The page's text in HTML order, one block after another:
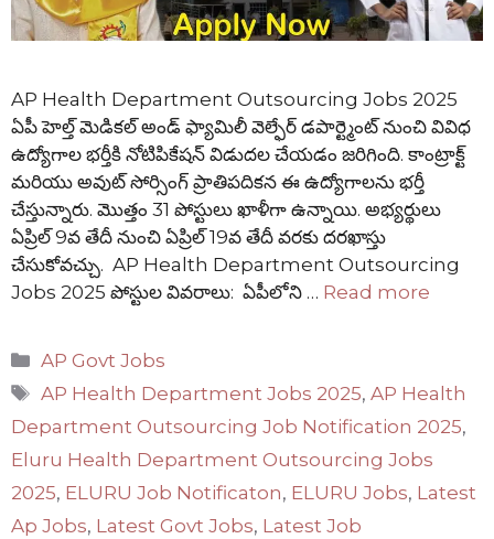
AP Health Department Outsourcing Jobs 2025
ఏపీ హెల్త్ మెడికల్ అండ్ ఫ్యామిలీ వెల్ఫేర్ డపార్ట్మెంట్ నుంచి వివిధ
ఉద్యోగాల భర్తీకి నోటిపికేషన్ విడుదల చేయడం జరిగింది. కాంట్రాక్ట్
మరియు అవుట్ సోర్సింగ్ ప్రాతిపదికన ఈ ఉద్యోగాలను భర్తీ
చేస్తున్నారు. మొత్తం 31 పోస్టులు ఖాళీగా ఉన్నాయి. అభ్యర్థులు
ఏప్రిల్ 9వ తేదీ నుంచి ఏప్రిల్ 19వ తేదీ వరకు దరఖాస్తు
చేసుకోవచ్చు. AP Health Department Outsourcing
Jobs 2025 పోస్టుల వివరాలు: ఏపీలోని … Read more
Categories
AP Govt Jobs
Tags
AP Health Department Jobs 2025,AP Health
Department Outsourcing Job Notification 2025,
Eluru Health Department Outsourcing Jobs
2025, ELURU Job Notificaton, ELURU Jobs, Latest
Ap Jobs, Latest Govt Jobs, Latest Job